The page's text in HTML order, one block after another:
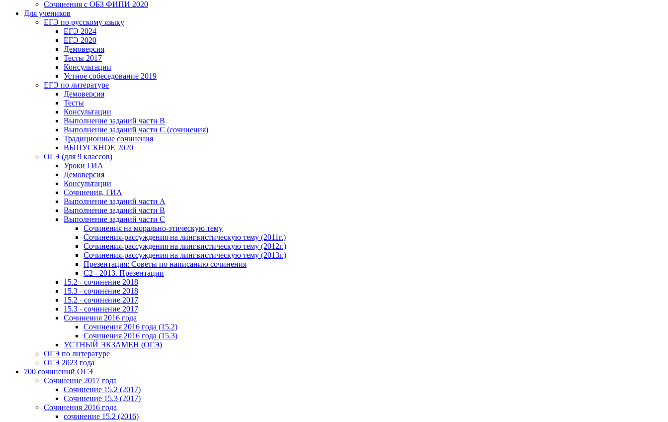
Сочинения с ОБЗ ФИПИ 2020
Для учеников
ЕГЭ по русскому языку
ЕГЭ 2024
ЕГЭ 2020
Демоверсия
Тесты 2017
Консультации
Устное собеседование 2019
ЕГЭ по литературе
Демоверсия
Тесты
Консультации
Выполнение заданий части В
Выполнение заданий части С (сочинения)
Традиционные сочинения
ВЫПУСКНОЕ 2020
ОГЭ (для 9 классов)
Уроки ГИА
Демоверсия
Консультации
Сочинения, ГИА
Выполнение заданий части А
Выполнение заданий части В
Выполнение заданий части С
Сочинения на морально-этическую тему
Сочинения-рассуждения на лингвистическую тему (2011г.)
Сочинения-рассуждения на лингвистическую тему (2012г.)
Сочинения-рассуждения на лингвистическую тему (2013г.)
Презентация: Советы по написанию сочинения
C2 - 2013. Презентации
15.2 - сочинение 2018
15.3 - сочинение 2018
15.2 - сочинение 2017
15.3 - сочинение 2017
Сочинения 2016 года
Сочинения 2016 года (15.2)
Сочинения 2016 года (15.3)
УСТНЫЙ ЭКЗАМЕН (ОГЭ)
ОГЭ по литературе
ОГЭ 2023 года
700 cочинений ОГЭ
Сочинение 2017 года
Сочинение 15.2 (2017)
Сочинение 15.3 (2017)
Сочинения 2016 года
сочинение 15.2 (2016)